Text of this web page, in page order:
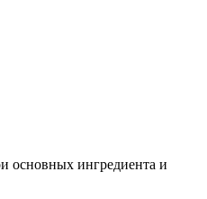
основных ингредиента и